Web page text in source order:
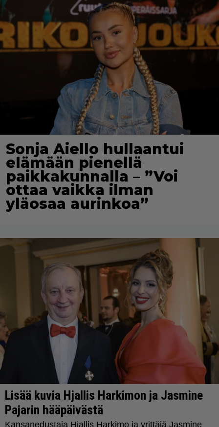
Sonja Aiello hullaantui
elämään pienellä
paikkakunnalla – ”Voi
ottaa vaikka ilman
yläosaa aurinkoa”